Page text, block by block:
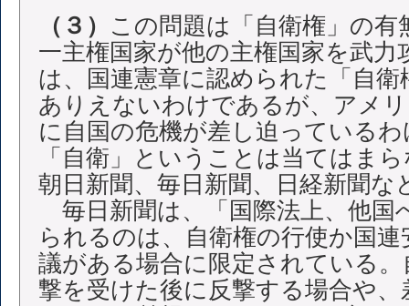
（３） この問題は「自衛権」の
一主権国家が他の主権国家を武
は、国連憲章に認められた「自
ありえないわけであるが、アメ
に自国の危機が差し迫っている
「自衛」ということは当てはま
朝日新聞、毎日新聞、日経新聞な
毎日新聞は、「国際法上、他国
られるのは、自衛権の行使か国
議がある場合に限定されている
撃を受けた後に反撃する場合や